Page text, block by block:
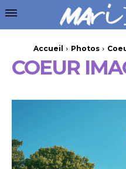
Accueil Photos
COEUR